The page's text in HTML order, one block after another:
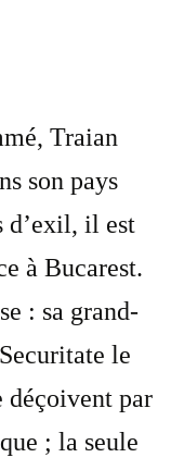
Traian
son pays
d’exil, il est
à Bucarest.
: sa grand-
le
déçoivent par
; la seule